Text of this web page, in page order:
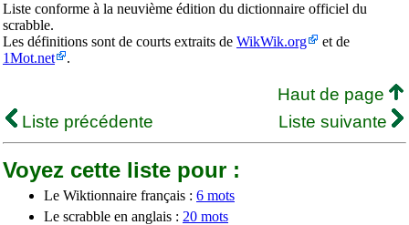
Liste conforme à la neuvième édition du dictionnaire officiel du
scrabble.
Les définitions sont de courts extraits de WikWik.org
et de
1Mot.net
.
Haut de page
Liste précédente
Liste suivante
Voyez cette liste pour :
Le Wiktionnaire français : 6 mots
Le scrabble en anglais : 20 mots